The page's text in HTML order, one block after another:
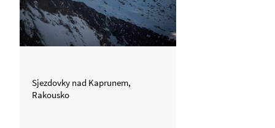
Sjezdovky nad Kaprunem,
Rakousko